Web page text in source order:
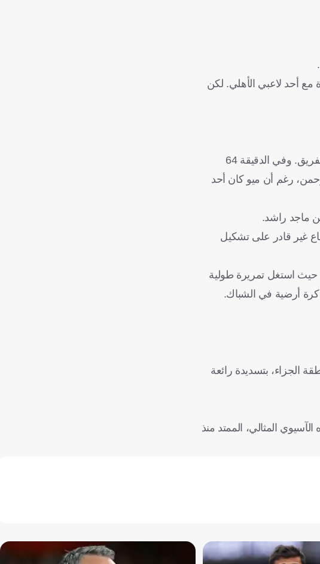
مع أحد لاعبي الأهلي. لكن
وفي ظل تعثر الحلول الهجومية للأهلي، وبطء إيقاع اللعب في الثلث الأخير، اضطر يايسله لإجراء تبديلات في صفوف الفريق. وفي الدقيقة 64
رغم أن ميو كان أحد
ماجد راشد.
غير قادر على تشكيل
الشارقة، بعد 11 دقيقة فقط من مشاركته، حيث استغل تمريرة طولية
كرة أرضية في الشباك.
الجزاء، بتسديدة رائعة
المثالي، الممتد منذ